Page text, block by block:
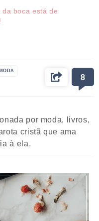
da boca está de
MODA
8
por moda, livros,
cristã que ama
à ela.